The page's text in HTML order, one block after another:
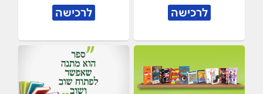
לרכישה לרכישה